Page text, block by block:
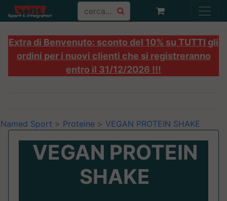
Extra di Benvenuto: sconto del 10% su TUTTI gli
ordini per i nuovi clienti che si registreranno
entro il 31/12/2026 !!!
Named Sport > Proteine > VEGAN PROTEIN SHAKE
VEGAN PROTEIN
SHAKE